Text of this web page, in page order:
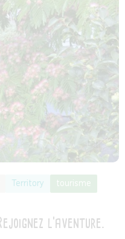
Territory
tourisme
l'aventure.